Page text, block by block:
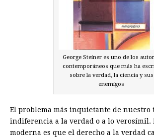
George Steiner es uno de los
contemporáneos que más ha
sobre la verdad, la ciencia y sus
enemigos
El problema más inquietante de nuestro
indiferencia a la verdad o a lo verosímil.
moderna es que el derecho a la verdad